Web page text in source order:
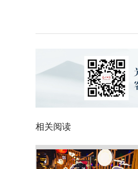
相关阅读